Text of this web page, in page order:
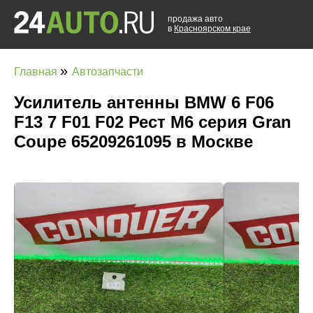
продажа авто
в Красноярском крае
Главная » Автозапчасти
Усилитель антенны BMW 6 F06
F13 7 F01 F02 Рест M6 серия Gran
Coupe 65209261095 в Москве